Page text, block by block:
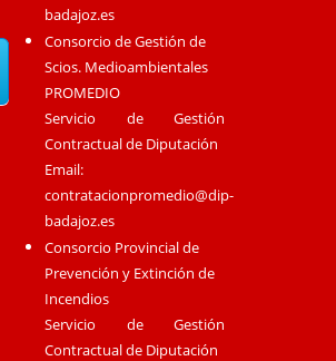
badajoz.es
Consorcio de Gestión de
Scios. Medioambientales
PROMEDIO
Servicio de Gestión
Contractual de Diputación
Email:
contratacionpromedio@dip-
badajoz.es
Consorcio Provincial de
Prevención y Extinción de
Incendios
Servicio de Gestión
Contractual de Diputación